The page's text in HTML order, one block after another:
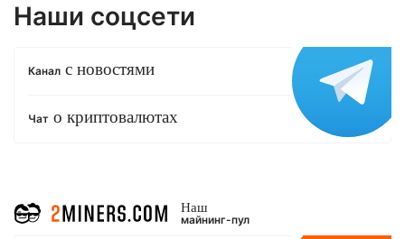
Наши соцсети
Канал с новостями
Чат о криптовалютах
Наш
майнинг-пул